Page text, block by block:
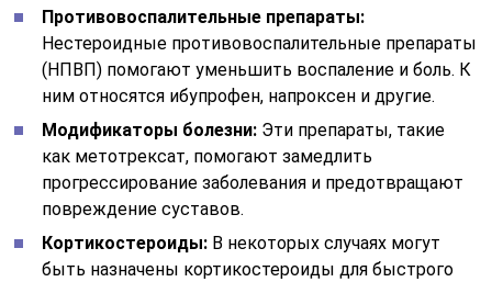
Противовоспалительные препараты:
Нестероидные противовоспалительные препараты
(НПВП) помогают уменьшить воспаление и боль. К
ним относятся ибупрофен, напроксен и другие.
Модификаторы болезни: Эти препараты, такие
как метотрексат, помогают замедлить
прогрессирование заболевания и предотвращают
повреждение суставов.
Кортикостероиды: В некоторых случаях могут
быть назначены кортикостероиды для быстрого